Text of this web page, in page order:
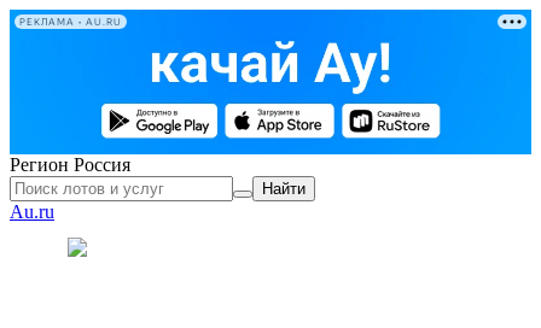
РЕКЛАМА • AU.RU
Регион Россия
Найти
Au.ru